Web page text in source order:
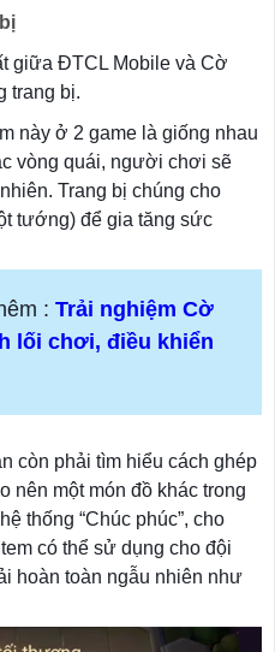
giữa ĐTCL Mobile và Cờ
trang bị.
này ở 2 game là giống nhau
vòng quái, người chơi sẽ
Trang bị chúng cho
tướng) để gia tăng sức
: Trải nghiệm Cờ
lối chơi, điều khiển
còn phải tìm hiểu cách ghép
nên một món đồ khác trong
thống “Chúc phúc”, cho
có thể sử dụng cho đội
hoàn toàn ngẫu nhiên như